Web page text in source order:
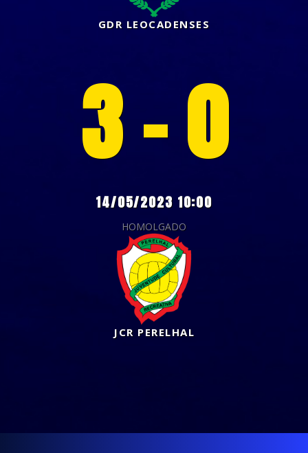
GDR LEOCADENSES
3 - 0
14/05/2023 10:00
HOMOLGADO
JCR PERELHAL